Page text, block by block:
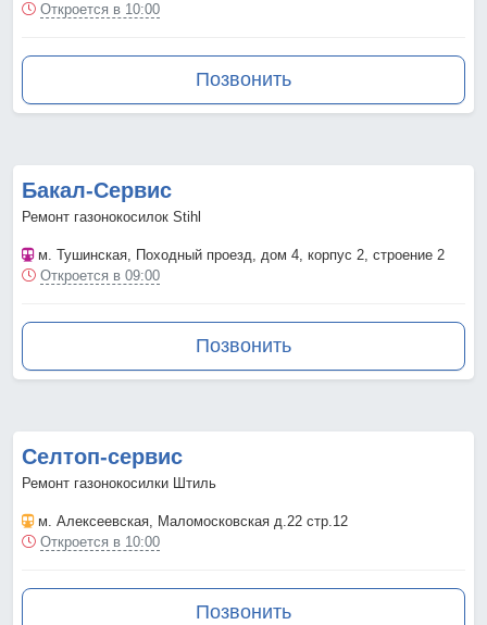
Откроется в 10:00
Позвонить
Бакал-Сервис
Ремонт газонокосилок Stihl
м. Тушинская, Походный проезд, дом 4, корпус 2, строение 2
Откроется в 09:00
Позвонить
Селтоп-сервис
Ремонт газонокосилки Штиль
м. Алексеевская, Маломосковская д.22 стр.12
Откроется в 10:00
Позвонить